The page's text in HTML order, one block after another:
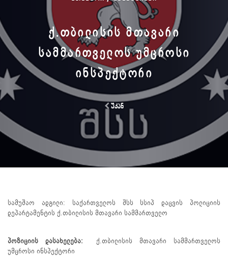
Ქ.ᲗᲑᲘᲚᲘᲡᲘᲡ ᲛᲗᲐᲕᲐᲠᲘ
ᲡᲐᲛᲛᲐᲠᲗᲕᲔᲚᲝᲡ ᲣᲛᲪᲠᲝᲡᲘ
ᲘᲜᲡᲞᲔᲥᲢᲝᲠᲘ
უკან
სამუშაო ადგილი: საქართველოს შსს სსიპ დაცვის პოლიციის
დეპარტამენტის ქ.თბილისის მთავარი სამმართველო
პოზიციის დასახელება: ქ.თბილისის მთავარი სამმართველოს
უმცროსი ინსპექტორი